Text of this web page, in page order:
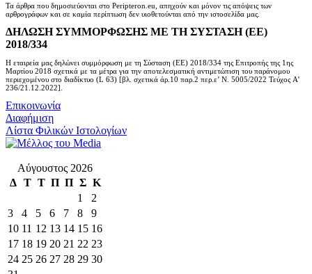
Τα άρθρα που δημοσιεύονται στο Peripteron.eu, απηχούν και μόνον τις απόψεις των
αρθρογράφων και σε καμία περίπτωση δεν υιοθετούνται από την ιστοσελίδα μας.
ΔΗΛΩΣΗ ΣΥΜΜΟΡΦΩΣΗΣ ΜΕ ΤΗ ΣΥΣΤΑΣΗ (ΕΕ)
2018/334
Η εταιρεία μας δηλώνει συμμόρφωση με τη Σύσταση (ΕΕ) 2018/334 της Επιτροπής της 1ης
Μαρτίου 2018 σχετικά με τα μέτρα για την αποτελεσματική αντιμετώπιση του παράνομου
περιεχομένου στο διαδίκτυο (L 63) [βλ. σχετικά άρ.10 παρ.2 περ.ε’ Ν. 5005/2022 Τεύχος A’
236/21.12.2022].
Επικοινωνία
Διαφήμιση
Λίστα Φιλικών Ιστολογίων
Αύγουστος 2026
Δ Τ Τ Π Π Σ Κ
1
2
3
4 5 6 7 8
9
10 11 12 13 14 15 16
17 18 19 20 21 22 23
24 25 26 27 28 29 30